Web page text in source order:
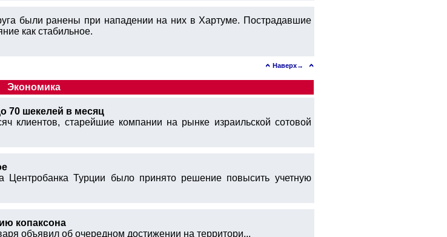
были ранены при нападении на них в Хартуме. Пострадавшие
как стабильное.
Наверх→
Экономика
70 шекелей в месяц
клиентов, старейшие компании на рынке израильской сотовой
Центробанка Турции было принято решение повысить учетную
копаксона
объявил об очередном достижении на территори...